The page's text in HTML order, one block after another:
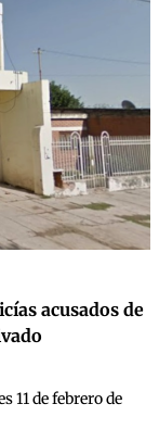
acusados de
11 de febrero de